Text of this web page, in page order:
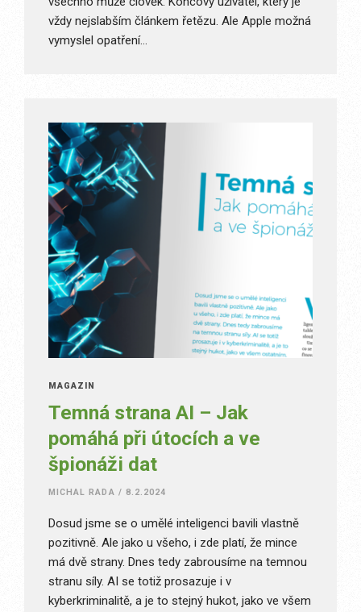
vždy nejslabším článkem řetězu. Ale Apple možná
vymyslel opatření…
MAGAZÍN
Temná strana AI – Jak
pomáhá při útocích a ve
špionáži dat
MICHAL RADA / 8.2.2024
Dosud jsme se o umělé inteligenci bavili vlastně
pozitivně. Ale jako u všeho, i zde platí, že mince
má dvě strany. Dnes tedy zabrousíme na temnou
stranu síly. AI se totiž prosazuje i v
kyberkriminalitě, a je to stejný hukot, jako ve všem